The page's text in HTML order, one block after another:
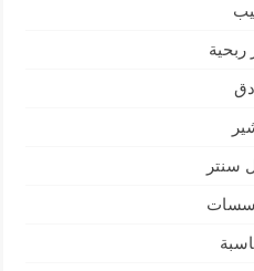
سنتر